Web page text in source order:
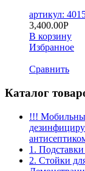
артикул:
3,400.00Р
В корзину
Избранное
Сравнить
Каталог
!!!
1.
2. Стойки